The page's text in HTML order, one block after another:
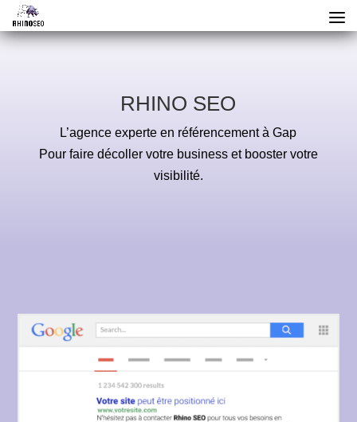
RHINO SEO
L’agence experte en référencement à Gap
Pour faire décoller votre business et booster votre
visibilité.